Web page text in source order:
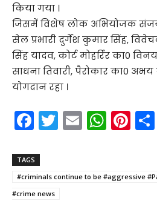
किया गया ।
जिसमें विशेष लोक अभियोजक संजय
सेल प्रभारी दुर्गेश कुमार सिंह,
सिंह यादव, कोर्ट मोहर्रिर का0
साधना तिवारी, पैरोकार का0
योगदान रहा ।
F
a
c
e
b
T
w
er
E
m
l
W
h
ts
Pi
nt
e
TAGS
#criminals continue to be #aggressive
#crime news